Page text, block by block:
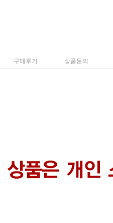
구매후기 상품문의